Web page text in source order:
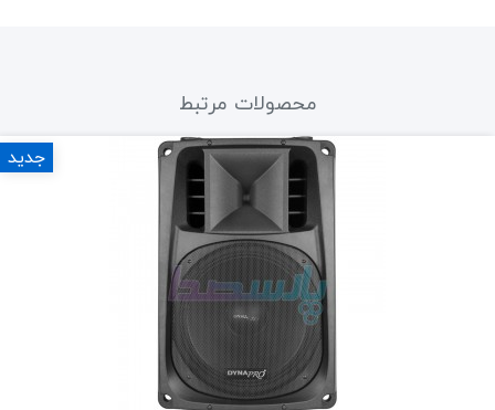
محصولات مرتبط
جدید